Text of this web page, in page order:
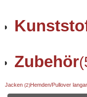
Zubehör
Jacken (2)Hemden/Pullover